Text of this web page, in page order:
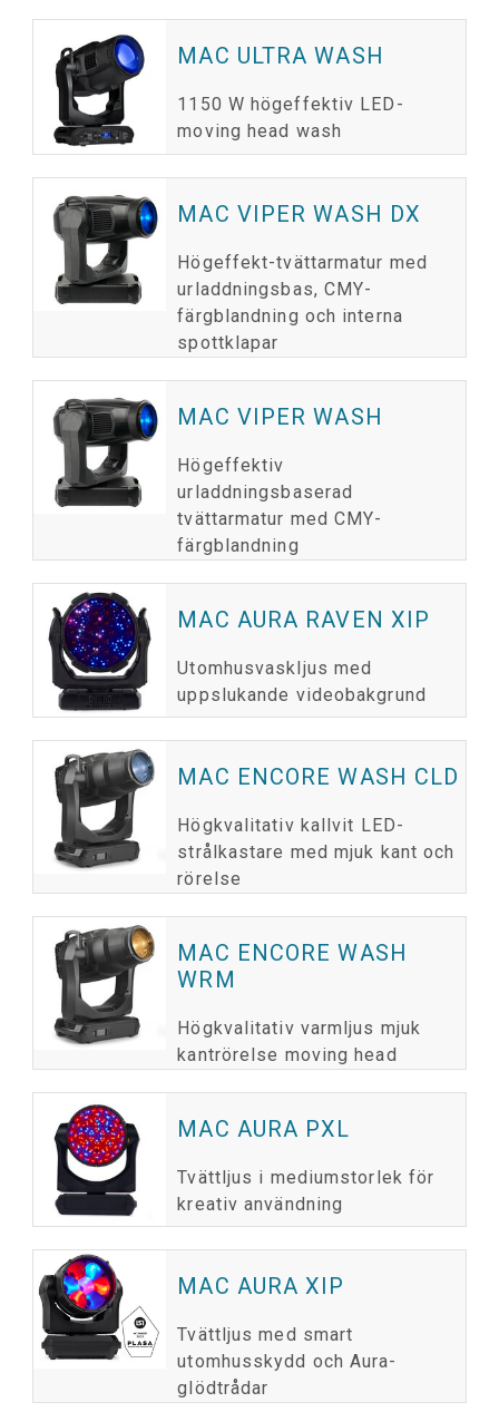
MAC ULTRA WASH
1150 W högeffektiv LED-
moving head wash
MAC VIPER WASH DX
Högeffekt-tvättarmatur med
urladdningsbas, CMY-
färgblandning och interna
spottklapar
MAC VIPER WASH
Högeffektiv
urladdningsbaserad
tvättarmatur med CMY-
färgblandning
MAC AURA RAVEN XIP
Utomhusvaskljus med
uppslukande videobakgrund
MAC ENCORE WASH CLD
Högkvalitativ kallvit LED-
strålkastare med mjuk kant och
rörelse
MAC ENCORE WASH
WRM
Högkvalitativ varmljus mjuk
kantrörelse moving head
MAC AURA PXL
Tvättljus i mediumstorlek för
kreativ användning
MAC AURA XIP
Tvättljus med smart
utomhusskydd och Aura-
glödtrådar